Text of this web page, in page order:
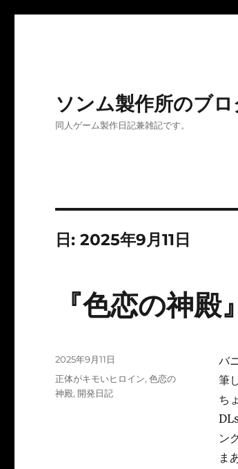
ソンム製作所のブ
同人ゲーム製作日記兼雑記です。
日:2025年9月11日
『色恋の神
バ
筆
ち
ン
ま
投
稿
日:
2025年9月11日
カ
テ
正体がキモいヒロイン,色恋の
神殿, 開発日記